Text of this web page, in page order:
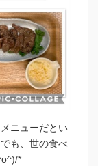
ニューだとい
も、世の食べ
*